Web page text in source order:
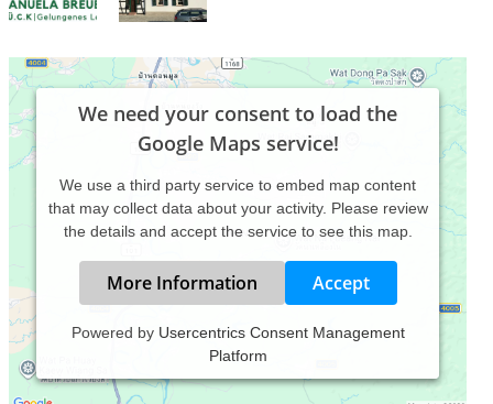
We need your consent to load the
Google Maps service!
We use a third party service to embed map content
that may collect data about your activity. Please review
the details and accept the service to see this map.
More Information Accept
Powered by Usercentrics Consent Management
Platform
Behandlungsphilosophie